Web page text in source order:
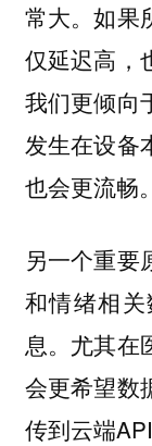
常大。如果
仅延迟高，
我们更倾向
发生在设备
也会更流畅。
另一个重要
和情绪相
息。尤其在
会更希望数
传到云端API